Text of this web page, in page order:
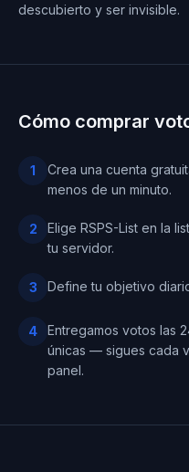
descubierto y ser invisible.
Cómo comprar
1
Crea una cuenta
menos de un minuto.
2
Elige RSPS-List en la
tu servidor.
3 Define tu objetivo
4
Entregamos votos las
únicas — sigues cada
panel.